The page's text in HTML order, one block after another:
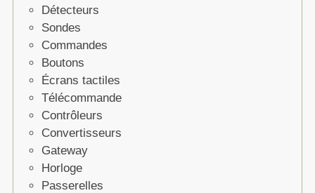
Détecteurs
Sondes
Commandes
Boutons
Écrans tactiles
Télécommande
Contrôleurs
Convertisseurs
Gateway
Horloge
Passerelles